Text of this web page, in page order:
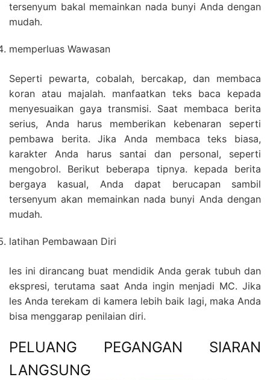
tersenyum bakal memainkan nada bunyi Anda dengan
mudah.
memperluas Wawasan
Seperti pewarta, cobalah, bercakap, dan membaca
koran atau majalah. manfaatkan teks baca kepada
menyesuaikan gaya transmisi. Saat membaca berita
serius, Anda harus memberikan kebenaran seperti
pembawa berita. Jika Anda membaca teks biasa,
karakter Anda harus santai dan personal, seperti
mengobrol. Berikut beberapa tipnya. kepada berita
bergaya kasual, Anda dapat berucapan sambil
tersenyum akan memainkan nada bunyi Anda dengan
mudah.
latihan Pembawaan Diri
les ini dirancang buat mendidik Anda gerak tubuh dan
ekspresi, terutama saat Anda ingin menjadi MC. Jika
les Anda terekam di kamera lebih baik lagi, maka Anda
bisa menggarap penilaian diri.
PELUANG PEGANGAN SIARAN
LANGSUNG